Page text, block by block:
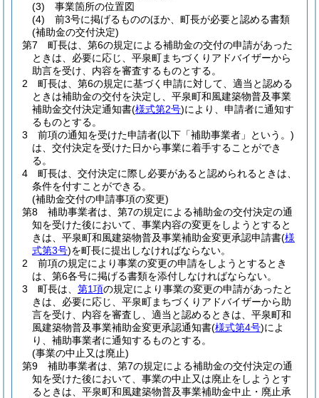
(3) 事業箇所の位置図
(4) 前3号に掲げるもののほか、町長が必要と認める書類
(補助金の交付決定)
第7 町長は、第6の規定による補助金の交付の申請があった
ときは、必要に応じ、平泉町まちづくりアドバイザーから
助言を受け、内容を審査するものとする。
2 町長は、第6の規定に基づく申請に対して、適当と認める
ときは補助金の交付を決定し、平泉町和風建築物普及事業
補助金交付決定通知書(様式第2号)により、申請者に通知す
るものとする。
3 前項の通知を受けた申請者(以下「補助事業者」という。)
は、交付決定を受けた日から事業に着手することができ
る。
4 町長は、交付決定に際し必要があると認められるときは、
条件を付すことができる。
(補助金交付の申請事項の変更)
第8 補助事業者は、第7の規定による補助金の交付決定の通
知を受けた後において、事業内容の変更をしようとすると
きは、平泉町和風建築物普及事業補助金変更承認申請書(様
式第3号)を町長に提出しなければならない。
2 前項の規定により事業の変更の申請をしようとするとき
は、第6各号に掲げる書類を添付しなければならない。
3 町長は、 第1項の規定により事業の変更の申請があったと
きは、必要に応じ、平泉町まちづくりアドバイザーから助
言を受け、内容を審査し、適当と認めるときは、平泉町和
風建築物普及事業補助金変更承認通知書(様式第4号)によ
り、補助事業者に通知するものとする。
(事業の中止又は廃止)
第9 補助事業者は、第7の規定による補助金の交付決定の通
知を受けた後において、事業の中止又は廃止をしようとす
るときは、平泉町和風建築物普及事業補助金中止・廃止承